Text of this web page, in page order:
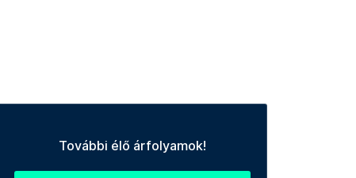
További élő árfolyamok!